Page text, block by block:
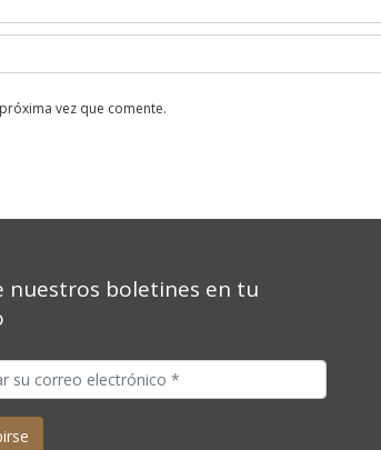
vez que comente.
nuestros boletines en tu